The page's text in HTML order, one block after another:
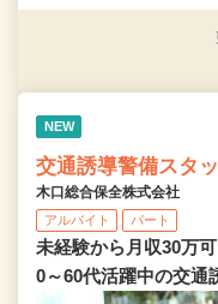
NEW
交通誘導警備スタ
木口総合保全株式会社
アルバイト パート
未経験から月収30万
0～60代活躍中の交通